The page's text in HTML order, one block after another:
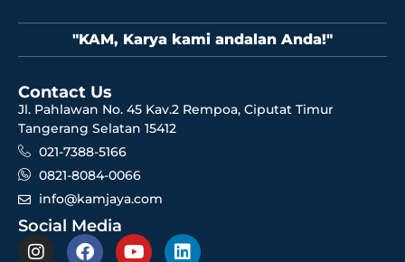
"KAM, Karya kami andalan Anda!"
Contact Us
Jl. Pahlawan No. 45 Kav.2 Rempoa, Ciputat Timur
Tangerang Selatan 15412
021-7388-5166
0821-8084-0066
info@kamjaya.com
Social Media